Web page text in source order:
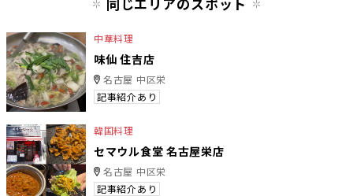
中華料理
味仙 住吉店
名古屋 中区栄
記事紹介あり
韓国料理
セマウル食堂 名古屋栄店
名古屋 中区栄
記事紹介あり